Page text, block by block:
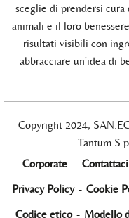
sceglie di prendersi
animali e il loro
risultati visibili con
abbracciare un'idea di
Copyright 2024,
Tantum
Corporate - Contattaci
Privacy Policy - Cookie
Codice etico - Modello